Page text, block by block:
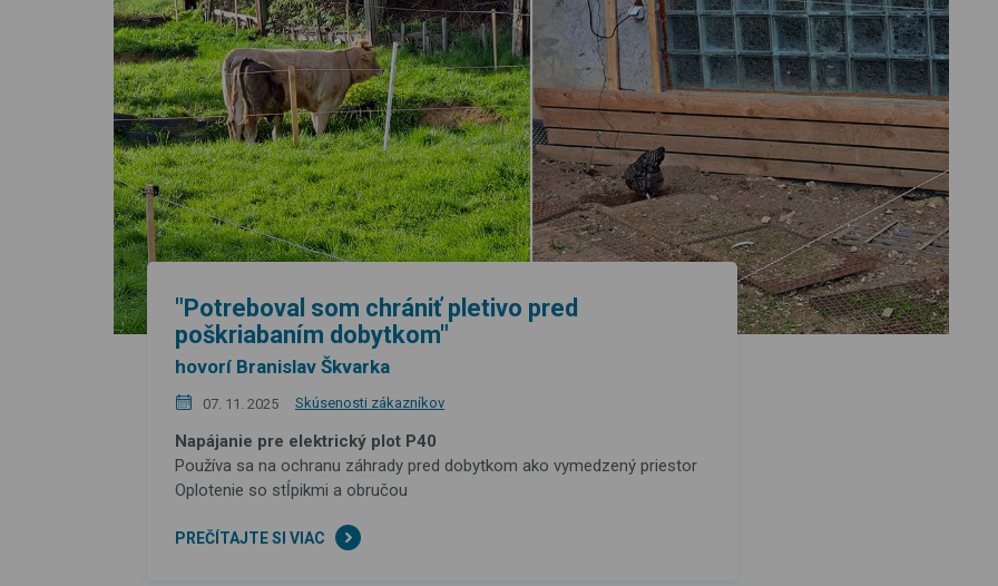
"Potreboval som chrániť pletivo pred
poškriabaním dobytkom"
hovorí Branislav Škvarka
07. 11. 2025 Skúsenosti zákazníkov
Napájanie pre elektrický plot P40
Používa sa na ochranu záhrady pred dobytkom ako vymedzený priestor
Oplotenie so stĺpikmi a obručou
PREČÍTAJTE SI VIAC